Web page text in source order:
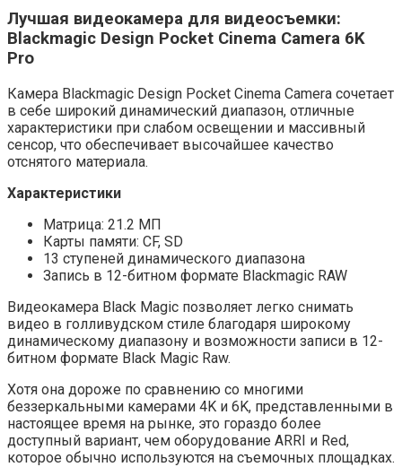
Лучшая видеокамера для видеосъемки:
Blackmagic Design Pocket Cinema Camera 6K
Pro
Камера Blackmagic Design Pocket Cinema Camera сочетает
в себе широкий динамический диапазон, отличные
характеристики при слабом освещении и массивный
сенсор, что обеспечивает высочайшее качество
отснятого материала.
Характеристики
Матрица: 21.2 МП
Карты памяти: CF, SD
13 ступеней динамического диапазона
Запись в 12-битном формате Blackmagic RAW
Видеокамера Black Magic позволяет легко снимать
видео в голливудском стиле благодаря широкому
динамическому диапазону и возможности записи в 12-
битном формате Black Magic Raw.
Хотя она дороже по сравнению со многими
беззеркальными камерами 4K и 6K, представленными в
настоящее время на рынке, это гораздо более
доступный вариант, чем оборудование ARRI и Red,
которое обычно используются на съемочных площадках.